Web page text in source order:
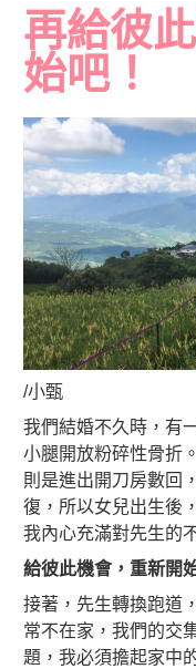
再給彼
始吧！
/小甄
我們結婚不久時，有
小腿開放粉碎性骨折
則是進出開刀房數回
復，所以女兒出生後
我內心充滿對先生的
給彼此機會，重新開
接著，先生轉換跑道
常不在家，我們的交
題，我必須擔起家中